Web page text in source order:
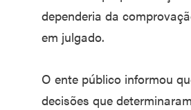
dependeria da
em julgado.
O ente público informou
decisões que